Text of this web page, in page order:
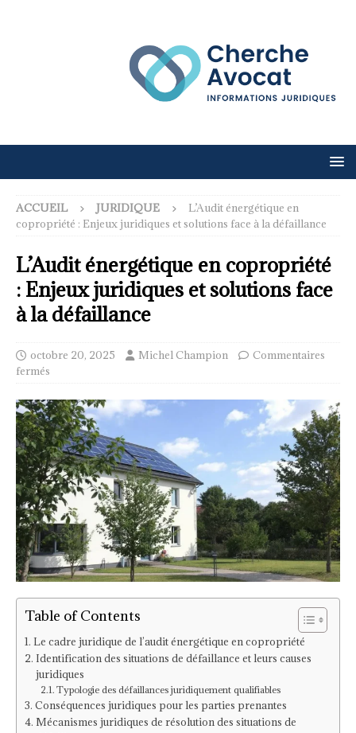
ACCUEIL JURIDIQUE
L’Audit énergétique en
copropriété : Enjeux juridiques et solutions face à la défaillance
L’Audit énergétique en copropriété
: Enjeux juridiques et solutions face
à la défaillance
octobre 20, 2025 Michel Champion
Commentaires
fermés
Table of Contents
Le cadre juridique de l’audit énergétique en copropriété
Identification des situations de défaillance et leurs causes
juridiques
Typologie des défaillances juridiquement qualifiables
Conséquences juridiques pour les parties prenantes
Mécanismes juridiques de résolution des situations de